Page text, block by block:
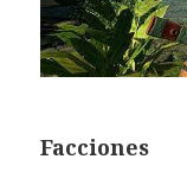
Facciones